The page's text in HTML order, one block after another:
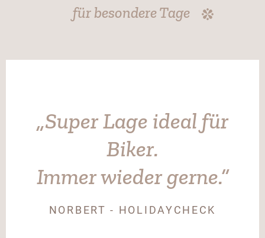
für besondere Tage
„Super Lage ideal für
Biker.
Immer wieder gerne.“
NORBERT - HOLIDAYCHECK